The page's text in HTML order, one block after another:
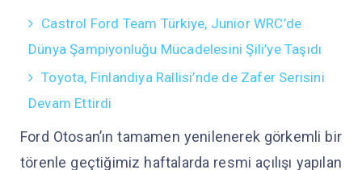
Castrol Ford Team Türkiye, Junior WRC’de
Dünya Şampiyonluğu Mücadelesini Şili’ye Taşıdı
Toyota, Finlandiya Rallisi’nde de Zafer Serisini
Devam Ettirdi
Ford Otosan’ın tamamen yenilenerek görkemli bir
törenle geçtiğimiz haftalarda resmi açılışı yapılan